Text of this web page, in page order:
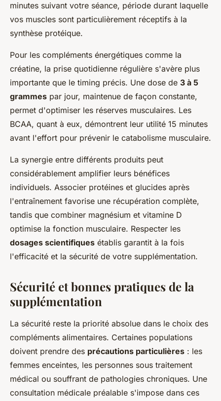
minutes suivant votre séance, période durant laquelle
vos muscles sont particulièrement réceptifs à la
synthèse protéique.
Pour les compléments énergétiques comme la
créatine, la prise quotidienne régulière s'avère plus
importante que le timing précis. Une dose de 3 à 5
grammes par jour, maintenue de façon constante,
permet d'optimiser les réserves musculaires. Les
BCAA, quant à eux, démontrent leur utilité 15 minutes
avant l'effort pour prévenir le catabolisme musculaire.
La synergie entre différents produits peut
considérablement amplifier leurs bénéfices
individuels. Associer protéines et glucides après
l'entraînement favorise une récupération complète,
tandis que combiner magnésium et vitamine D
optimise la fonction musculaire. Respecter les
dosages scientifiques établis garantit à la fois
l'efficacité et la sécurité de votre supplémentation.
Sécurité et bonnes pratiques de la
supplémentation
La sécurité reste la priorité absolue dans le choix des
compléments alimentaires. Certaines populations
doivent prendre des précautions particulières : les
femmes enceintes, les personnes sous traitement
médical ou souffrant de pathologies chroniques. Une
consultation médicale préalable s'impose dans ces